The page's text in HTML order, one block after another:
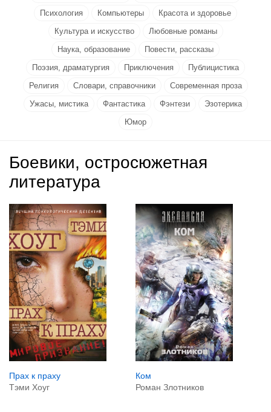
Психология
Компьютеры
Красота и здоровье
Культура и искусство
Любовные романы
Наука, образование
Повести, рассказы
Поэзия, драматургия
Приключения
Публицистика
Религия
Словари, справочники
Современная проза
Ужасы, мистика
Фантастика Фэнтези
Эзотерика
Юмор
Боевики, остросюжетная
литература
Прах к праху
Тэми Хоуг
Ком
Роман Злотников